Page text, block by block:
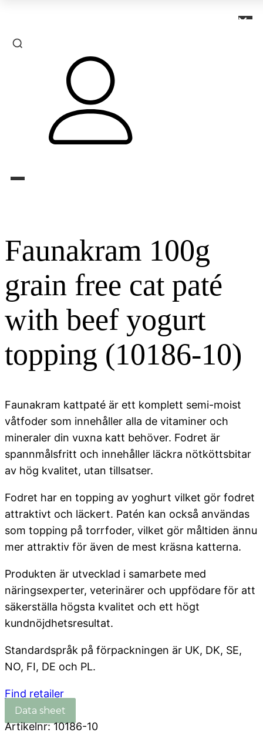
Faunakram 100g
grain free cat paté
with beef yogurt
topping (10186-10)
Faunakram kattpaté är ett komplett semi-moist
våtfoder som innehåller alla de vitaminer och
mineraler din vuxna katt behöver. Fodret är
spannmålsfritt och innehåller läckra nötköttsbitar
av hög kvalitet, utan tillsatser.
Fodret har en topping av yoghurt vilket gör fodret
attraktivt och läckert. Patén kan också användas
som topping på torrfoder, vilket gör måltiden ännu
mer attraktiv för även de mest kräsna katterna.
Produkten är utvecklad i samarbete med
näringsexperter, veterinärer och uppfödare för att
säkerställa högsta kvalitet och ett högt
kundnöjdhetsresultat.
Standardspråk på förpackningen är UK, DK, SE,
NO, FI, DE och PL.
Find retailer
Artikelnr:10186-10
×